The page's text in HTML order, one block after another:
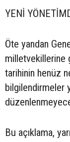
YENİ
Öte yandan
milletvekillerine
tarihinin henüz
bilgilendirmeler
Bu açıklama,